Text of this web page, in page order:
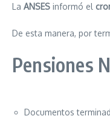
La ANSES informó el
De esta manera, por
Pensiones
Documentos